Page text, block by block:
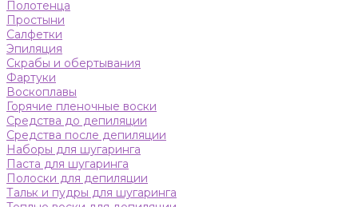
Полотенца
Простыни
Салфетки
Эпиляция
Скрабы и обертывания
Фартуки
Воскоплавы
Горячие пленочные воски
Средства до депиляции
Средства после депиляции
Наборы для шугаринга
Паста для шугаринга
Полоски для депиляции
Тальк и пудры для шугаринга